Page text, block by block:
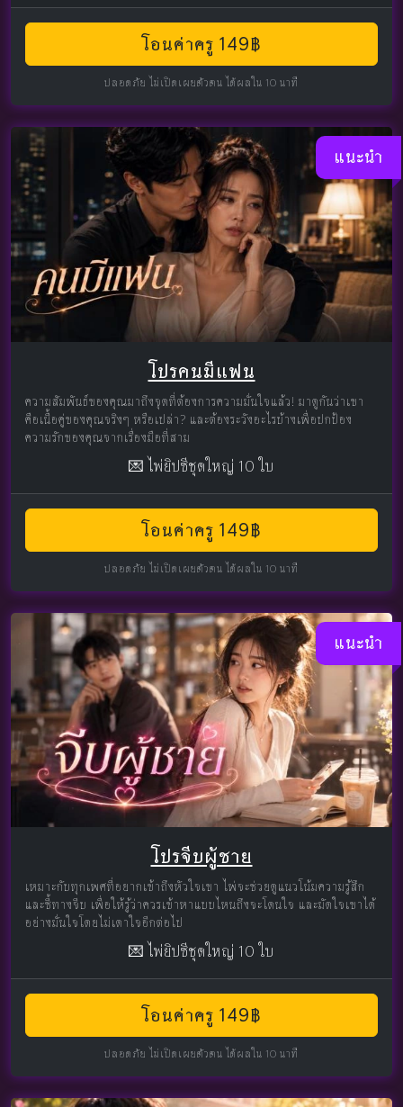
โอนค่าครู 149฿
ปลอดภัย ไม่เปิดเผยตัวตน ได้ผลใน 10 นาที
แนะนำ
โปรคนมีแฟน
ความสัมพันธ์ของคุณมาถึงจุดที่ต้องการความมั่นใจแล้ว! มาดูกันว่าเขา
คือเนื้อคู่ของคุณจริงๆ หรือเปล่า? และต้องระวังอะไรบ้างเพื่อปกป้อง
ความรักของคุณจากเรื่องมือที่สาม
💌 ไพ่ยิปซีชุดใหญ่ 10 ใบ
โอนค่าครู 149฿
ปลอดภัย ไม่เปิดเผยตัวตน ได้ผลใน 10 นาที
แนะนำ
โปรจีบผู้ชาย
เหมาะกับทุกเพศที่อยากเข้าถึงหัวใจเขา ไพ่จะช่วยดูแนวโน้มความรู้สึก
และชี้ทางจีบ เพื่อให้รู้ว่าควรเข้าหาแบบไหนถึงจะโดนใจ และมัดใจเขาได้
อย่างมั่นใจโดยไม่เดาใจอีกต่อไป
💌 ไพ่ยิปซีชุดใหญ่ 10 ใบ
โอนค่าครู 149฿
ปลอดภัย ไม่เปิดเผยตัวตน ได้ผลใน 10 นาที